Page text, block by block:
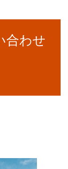
合わせ